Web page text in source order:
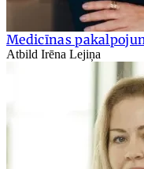
Medicīnas
Atbild Irēna Lejiņa